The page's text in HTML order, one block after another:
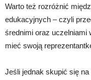
Warto też rozróżnić
edukacyjnych – czyli
średnimi oraz
mieć swoją
Jeśli jednak skupić się